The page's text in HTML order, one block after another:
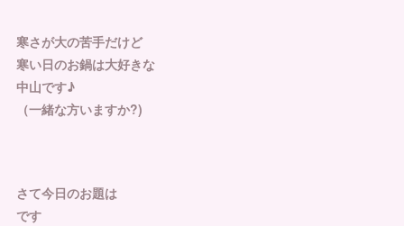
寒さが大の苦手だけど
寒い日のお鍋は大好きな
中山です♪
（一緒な方いますか?)
さて今日のお題は
です